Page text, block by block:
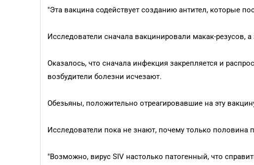
"Эта вакцина содействует созданию антител, которые
Исследователи сначала вакцинировали макак-резусов,
Оказалось, что сначала инфекция закрепляется и
возбудители болезни исчезают.
Обезьяны, положительно отреагировавшие на эту
Исследователи пока не знают, почему только
"Возможно, вирус SIV настолько патогенный, что